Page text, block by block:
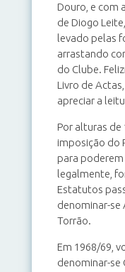
Douro, e com
de Diogo
levado pelas
arrastando
do Clube.
Livro de
apreciar a
Por alturas de
imposição do
para poderem
legalmente,
Estatutos
denominar-se
Torrão.
Em 1968/69,
denominar-se